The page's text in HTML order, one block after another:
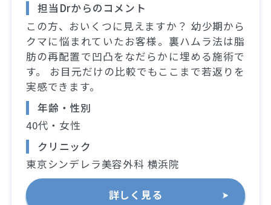
担当Drからのコメント
この方、おいくつに見えますか？ 幼少期から
クマに悩まれていたお客様。裏ハムラ法は脂
肪の再配置で凹凸をなだらかに埋める施術で
す。 お目元だけの比較でもここまで若返りを
実感できます。
年齢・性別
40代・女性
クリニック
東京シンデレラ美容外科 横浜院
詳しく見る